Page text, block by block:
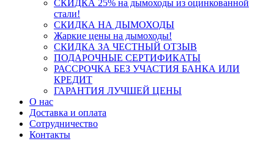
СКИДКА 25% на дымоходы из оцинкованной
стали!
СКИДКА НА ДЫМОХОДЫ
Жаркие цены на дымоходы!
СКИДКА ЗА ЧЕСТНЫЙ ОТЗЫВ
ПОДАРОЧНЫЕ СЕРТИФИКАТЫ
РАССРОЧКА БЕЗ УЧАСТИЯ БАНКА ИЛИ
КРЕДИТ
ГАРАНТИЯ ЛУЧШЕЙ ЦЕНЫ
О нас
Доставка и оплата
Сотрудничество
Контакты